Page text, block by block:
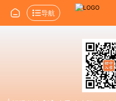
导航